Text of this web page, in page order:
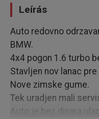
Leírás
Auto redovno
BMW.
4x4 pogon 1.6 turbo
Stavljen nov lanac
Nove zimske gume.
Tek uradjen mali
Auto je bez dinara